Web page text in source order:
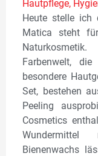
Hautpflege,
Heute stelle ich
Matica steht
Farbenwelt,
besondere
Set, bestehen
Peeling
Cosmetics
Wundermittel
Bienenwachs